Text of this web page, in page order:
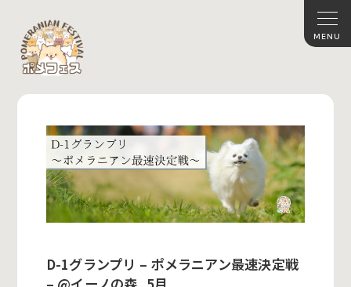
D-1グランプリ – ポメラニアン最速決定戦